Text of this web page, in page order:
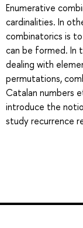
Enumerative
cardinalities. In
combinatorics is
can be formed. In
dealing with
permutations,
Catalan numbers
introduce the
study recurrence